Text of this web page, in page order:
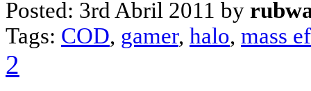
Posted: 3rd Abril 2011 by
Tags: COD, gamer, halo, mass
2